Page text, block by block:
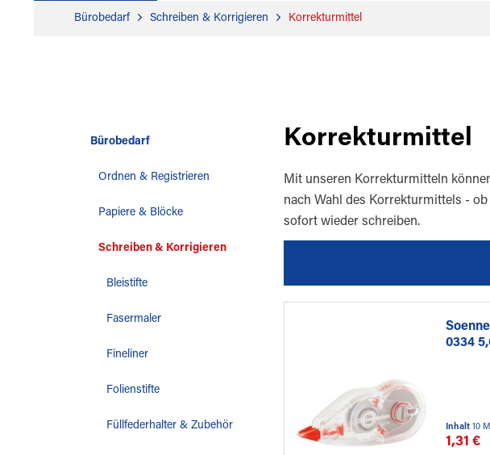
Bürobedarf Schreiben & Korrigieren Korrekturmittel
Bürobedarf
Ordnen & Registrieren
Papiere & Blöcke
Schreiben & Korrigieren
Bleistifte
Fasermaler
Fineliner
Folienstifte
Füllfederhalter & Zubehör
Korrekturmittel
Mit unseren Korrekturmitteln
nach Wahl des Korrekturmittels - ob
sofort wieder schreiben.
0334
Inhalt 10
1,31 €